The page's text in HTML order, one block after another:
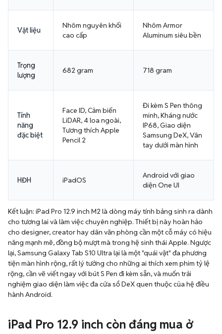
Vật liệu
Nhôm nguyên khối
cao cấp
Nhôm Armor
Aluminum siêu bền
Trọng
lượng
682 gram 718 gram
Tính
năng
đặc biệt
Face ID, Cảm biến
LiDAR, 4 loa ngoài,
Tương thích Apple
Pencil 2
Đi kèm S Pen thông
minh, Kháng nước
IP68, Giao diện
Samsung DeX, Vân
tay dưới màn hình
HĐH iPadOS
Android với giao
diện One UI
Kết luận: iPad Pro 12.9 inch M2 là dòng máy tính bảng sinh ra dành
cho tương lai và làm việc chuyên nghiệp. Thiết bị này hoàn hảo
cho designer, creator hay dân văn phòng cần một cỗ máy có hiệu
năng mạnh mẽ, đồng bộ mượt mà trong hệ sinh thái Apple. Ngược
lại, Samsung Galaxy Tab S10 Ultra lại là một "quái vật" đa phương
tiện màn hình rộng, rất lý tưởng cho những ai thích xem phim tỷ lệ
rộng, cần vẽ viết ngay với bút S Pen đi kèm sẵn, và muốn trải
nghiệm giao diện làm việc đa cửa sổ DeX quen thuộc của hệ điều
hành Android.
iPad Pro 12.9 inch còn đáng mua ở